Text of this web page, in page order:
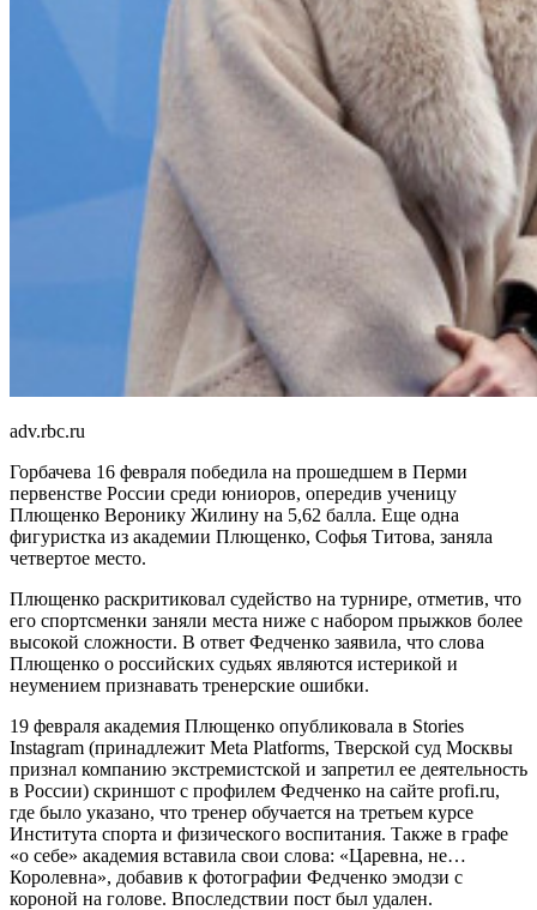
adv.rbc.ru
Горбачева 16 февраля победила на прошедшем в Перми
первенстве России среди юниоров, опередив ученицу
Плющенко Веронику Жилину на 5,62 балла. Еще одна
фигуристка из академии Плющенко, Софья Титова, заняла
четвертое место.
Плющенко раскритиковал судейство на турнире, отметив, что
его спортсменки заняли места ниже с набором прыжков более
высокой сложности. В ответ Федченко заявила, что слова
Плющенко о российских судьях являются истерикой и
неумением признавать тренерские ошибки.
19 февраля академия Плющенко опубликовала в Stories
Instagram (принадлежит Meta Platforms, Тверской суд Москвы
признал компанию экстремистской и запретил ее деятельность
в России) скриншот с профилем Федченко на сайте profi.ru,
где было указано, что тренер обучается на третьем курсе
Института спорта и физического воспитания. Также в графе
«о себе» академия вставила свои слова: «Царевна, не…
Королевна», добавив к фотографии Федченко эмодзи с
короной на голове. Впоследствии пост был удален.